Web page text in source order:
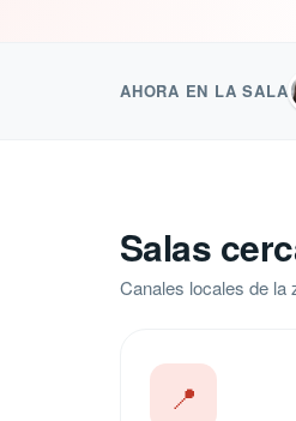
AHORA EN LA SALA
Salas
Canales locales de
📍